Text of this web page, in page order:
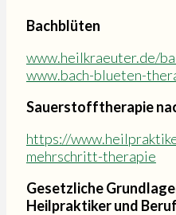
Bachblüten
www.heilkraeuter.de/
www.bach-blueten-
Sauerstofftherapie
https://
mehrschritt-therapie
Gesetzliche
Heilpraktiker und